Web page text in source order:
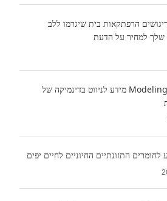
הרפתקאות בית שיגרמו ללב
שלך למחיר על הדעת
Modeling for Growth מידע לניווט בדינמיקה של
לחומרים התזונתיים החיוניים לחיים יפים